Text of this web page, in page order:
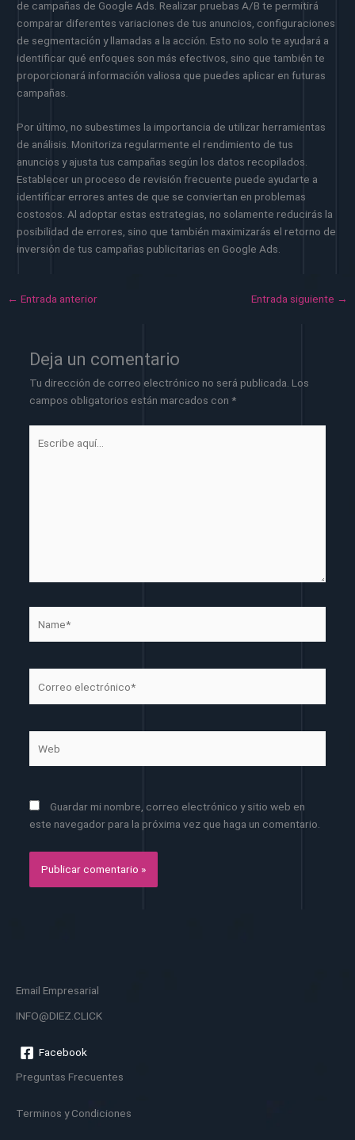
de campañas de Google Ads. Realizar pruebas A/B te permitirá
comparar diferentes variaciones de tus anuncios, configuraciones
de segmentación y llamadas a la acción. Esto no solo te ayudará a
identificar qué enfoques son más efectivos, sino que también te
proporcionará información valiosa que puedes aplicar en futuras
campañas.
Por último, no subestimes la importancia de utilizar herramientas
de análisis. Monitoriza regularmente el rendimiento de tus
anuncios y ajusta tus campañas según los datos recopilados.
Establecer un proceso de revisión frecuente puede ayudarte a
identificar errores antes de que se conviertan en problemas
costosos. Al adoptar estas estrategias, no solamente reducirás la
posibilidad de errores, sino que también maximizarás el retorno de
inversión de tus campañas publicitarias en Google Ads.
← Entrada anterior Entrada siguiente →
Deja un comentario
Tu dirección de correo electrónico no será publicada. Los
campos obligatorios están marcados con *
aquí...
electrónico*
Guardar mi nombre, correo electrónico y sitio web en
este navegador para la próxima vez que haga un comentario.
Email Empresarial
INFO@DIEZ.CLICK
Facebook
Preguntas Frecuentes
Terminos y Condiciones